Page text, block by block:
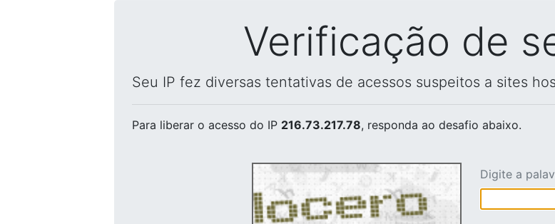
Verificação de
Seu IP fez diversas tentativas de acessos suspeitos a sites
Para liberar o acesso do IP 216.73.217.78, responda ao desafio abaixo.
Digite a